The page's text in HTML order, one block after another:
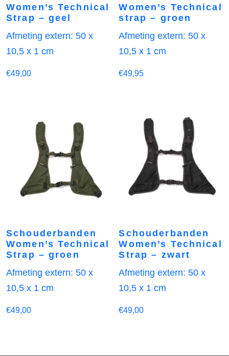
Women’s Technical
Strap – geel
Afmeting extern: 50 x
10,5 x 1 cm
€49,00
Women’s Technical
strap – groen
Afmeting extern: 50 x
10,5 x 1 cm
€49,95
Schouderbanden
Women’s Technical
Strap – groen
Afmeting extern: 50 x
10,5 x 1 cm
€49,00
Schouderbanden
Women’s Technical
Strap – zwart
Afmeting extern: 50 x
10,5 x 1 cm
€49,00